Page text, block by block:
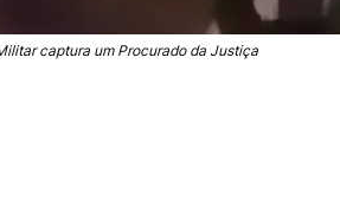
captura um Procurado da Justiça